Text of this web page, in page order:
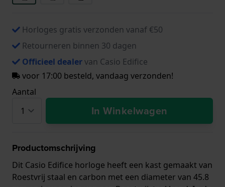
Horloges gratis verzonden vanaf €50
Retourneren binnen 30 dagen
Officieel dealervan Casio Edifice
voor 17:00 besteld, vandaag verzonden!
Aantal
In Winkelwagen
Productomschrijving
Dit Casio Edifice horloge heeft een kast gemaakt van
Roestvrij staal en carbon met een diameter van 45.8